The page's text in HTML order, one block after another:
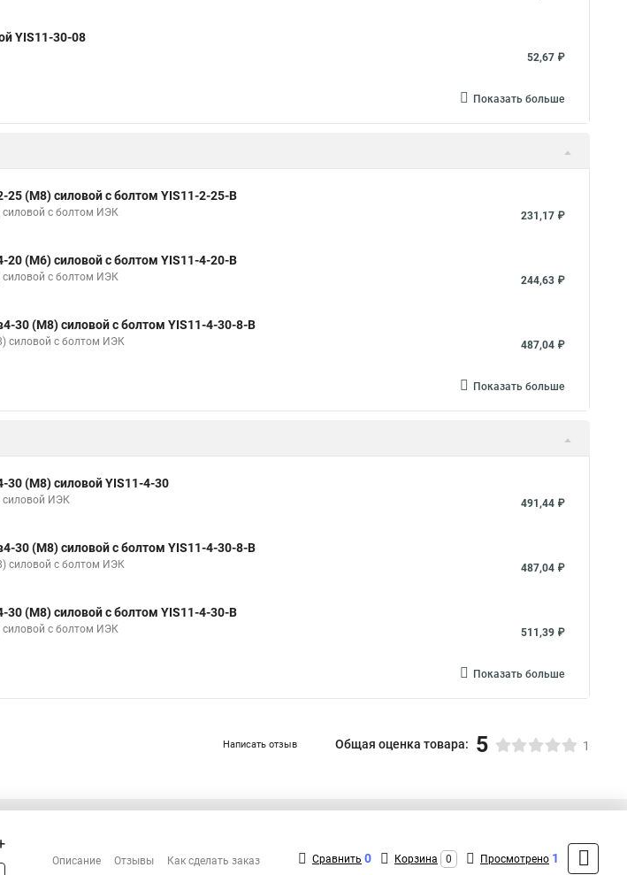
YIS11-30-08
52,67 ₽
Показать больше
25 (М8) силовой с болтом YIS11-2-25-B
с болтом ИЭК 231,17 ₽
20 (М6) силовой с болтом YIS11-4-20-B
с болтом ИЭК 244,63 ₽
30 (М8) силовой с болтом YIS11-4-30-8-B
силовой с болтом ИЭК 487,04 ₽
Показать больше
30 (М8) силовой YIS11-4-30
силовой ИЭК 491,44 ₽
30 (М8) силовой с болтом YIS11-4-30-8-B
силовой с болтом ИЭК 487,04 ₽
30 (М8) силовой с болтом YIS11-4-30-B
с болтом ИЭК 511,39 ₽
Показать больше
Написать отзыв Общая оценка товара: 5 1
Сотрудничество
+7 (495) 432-09-09
Описание Отзывы Как сделать заказ Сравнить 0 Корзина 0 Просмотрено 1